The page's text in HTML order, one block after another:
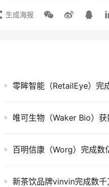
生成海报
零眸智能（RetailEye）完
唯可生物（Waker Bio）
百明信康（Worg）完成数
新茶饮品牌vinvin完成数